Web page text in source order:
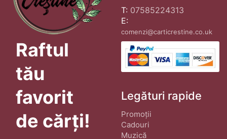
Raftul
tău
favorit
de cărți!
T: 07585224313
E:
comenzi@carticrestine.co.uk
Legături rapide
Promoții
Cadouri
Muzică